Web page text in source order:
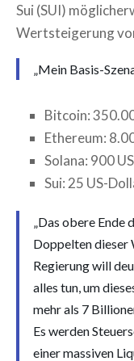
Sui (SUI)
Wertsteigerung
„Mein Basis-
Bitcoin:
Ethereum:
Solana: 900
Sui: 25 US-
„Das obere
Doppelten dieser
Regierung will
alles tun, um
mehr als 7
Es werden
einer massiven